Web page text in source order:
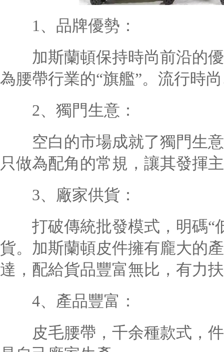
1、品牌優勢：
加斯蘭頓保持時尚前沿的優
為腰帶行業的“旗艦”。流行時
2、獨門生意：
空白的市場成就了獨門生意
只做為配角的常規，讓其發揮
3、廠家供貨：
打破傳統批發模式，明碼“
貨。加斯蘭頓皮件擁有龐大的
達，配給貨品豐富無比，有力
4、產品豐富：
皮毛腰帶，千余種款式，件